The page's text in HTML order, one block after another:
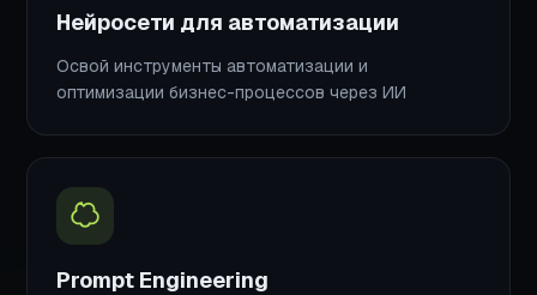
Нейросети для автоматизации
Освой инструменты автоматизации и
оптимизации бизнес-процессов через ИИ
Prompt Engineering